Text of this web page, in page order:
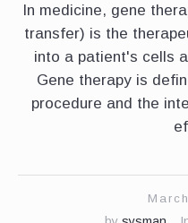
In medicine, gene
transfer) is the
into a patient's cells
Gene therapy is
procedure and the